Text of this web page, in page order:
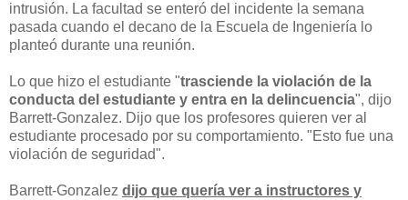
intrusión. La facultad se enteró del incidente la semana
pasada cuando el decano de la Escuela de Ingeniería lo
planteó durante una reunión.
Lo que hizo el estudiante "trasciende la violación de la
conducta del estudiante y entra en la delincuencia", dijo
Barrett-Gonzalez. Dijo que los profesores quieren ver al
estudiante procesado por su comportamiento. "Esto fue una
violación de seguridad".
Barrett-Gonzalez dijo que quería ver a instructores y